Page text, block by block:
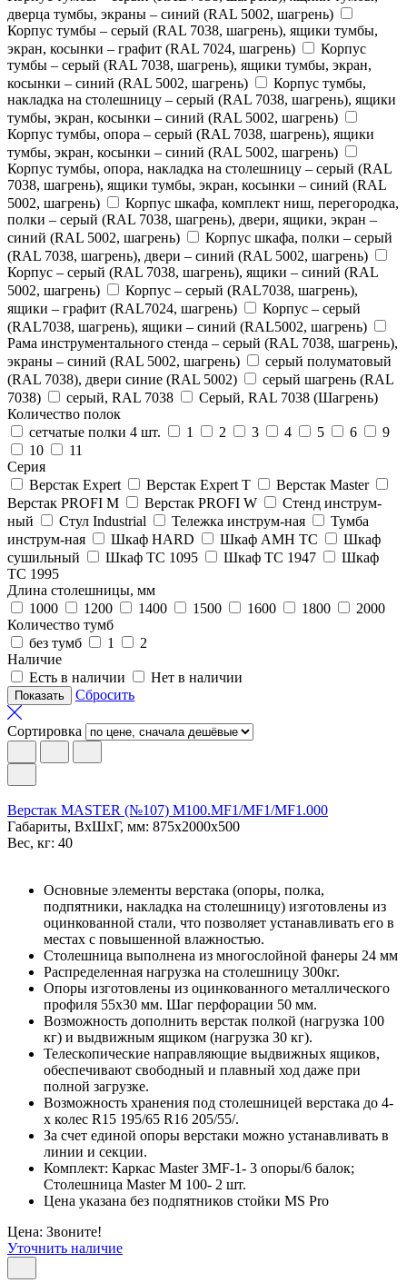
дверца тумбы, экраны – синий (RAL 5002, шагрень)
Корпус тумбы – серый (RAL 7038, шагрень), ящики тумбы,
экран, косынки – графит (RAL 7024, шагрень)
Корпус
тумбы – серый (RAL 7038, шагрень), ящики тумбы, экран,
косынки – синий (RAL 5002, шагрень)
Корпус тумбы,
накладка на столешницу – серый (RAL 7038, шагрень), ящики
тумбы, экран, косынки – синий (RAL 5002, шагрень)
Корпус тумбы, опора – серый (RAL 7038, шагрень), ящики
тумбы, экран, косынки – синий (RAL 5002, шагрень)
Корпус тумбы, опора, накладка на столешницу – серый (RAL
7038, шагрень), ящики тумбы, экран, косынки – синий (RAL
5002, шагрень)
Корпус шкафа, комплект ниш, перегородка,
полки – серый (RAL 7038, шагрень), двери, ящики, экран –
синий (RAL 5002, шагрень)
Корпус шкафа, полки – серый
(RAL 7038, шагрень), двери – синий (RAL 5002, шагрень)
Корпус – серый (RAL 7038, шагрень), ящики – синий (RAL
5002, шагрень)
Корпус – серый (RAL7038, шагрень),
ящики – графит (RAL7024, шагрень)
Корпус – серый
(RAL7038, шагрень), ящики – синий (RAL5002, шагрень)
Рама инструментального стенда – серый (RAL 7038, шагрень),
экраны – синий (RAL 5002, шагрень)
серый полуматовый
(RAL 7038), двери синие (RAL 5002)
серый шагрень (RAL
7038)
серый, RAL 7038
Серый, RAL 7038 (Шагрень)
Количество полок
сетчатые полки 4 шт.
1 2 3 4 5 6
9
10
11
Серия
Верстак Expert
Верстак Expert T
Верстак Master
Верстак PROFI M
Верстак PROFI W
Стенд инструм-
ный
Стул Industrial Тележка инструм-ная
Тумба
инструм-ная
Шкаф HARD Шкаф АМН ТС
Шкаф
сушильный
Шкаф ТС 1095 Шкаф ТС 1947
Шкаф
ТС 1995
Длина столешницы, мм
1000
1200 1400 1500 1600 1800
2000
Количество тумб
без тумб
1
2
Наличие
Есть в наличии
Нет в наличии
Сбросить
Сортировка
Верстак MASTER (№107) M100.MF1/MF1/MF1.000
Габариты, ВxШxГ, мм: 875x2000x500
Вес, кг: 40
Основные элементы верстака (опоры, полка,
подпятники, накладка на столешницу) изготовлены из
оцинкованной стали, что позволяет устанавливать его в
местах с повышенной влажностью.
Столешница выполнена из многослойной фанеры 24 мм
Распределенная нагрузка на столешницу 300кг.
Опоры изготовлены из оцинкованного металлического
профиля 55х30 мм. Шаг перфорации 50 мм.
Возможность дополнить верстак полкой (нагрузка 100
кг) и выдвижным ящиком (нагрузка 30 кг).
Телескопические направляющие выдвижных ящиков,
обеспечивают свободный и плавный ход даже при
полной загрузке.
Возможность хранения под столешницей верстака до 4-
х колес R15 195/65 R16 205/55/.
За счет единой опоры верстаки можно устанавливать в
линии и секции.
Комплект: Каркас Master 3MF-1- 3 опоры/6 балок;
Столешница Master M 100- 2 шт.
Цена указана без подпятников стойки MS Pro
Цена: Звоните!
Уточнить наличие